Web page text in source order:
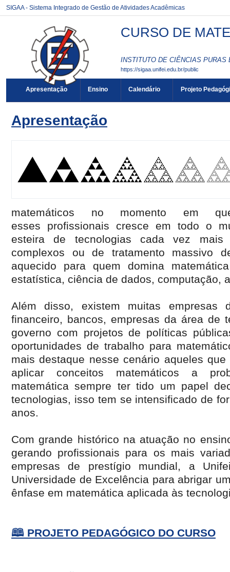
SIGAA - Sistema Integrado de Gestão de Atividades Acadêmicas
CURSO DE
INSTITUTO DE CIÊNCIAS PURAS
https://sigaa.unifei.edu.br/public
Apresentação Ensino Calendário Projeto
Apresentação
matemáticos no momento em
esses profissionais cresce em todo o
esteira de tecnologias cada vez mais
complexos ou de tratamento massivo
aquecido para quem domina
estatística, ciência de dados, computação,
Além disso, existem muitas empresas
financeiro, bancos, empresas da área de
governo com projetos de políticas
oportunidades de trabalho para
mais destaque nesse cenário aqueles
aplicar conceitos matemáticos a
matemática sempre ter tido um papel
tecnologias, isso tem se intensificado de
anos.
Com grande histórico na atuação no
gerando profissionais para os mais
empresas de prestígio mundial, a
Universidade de Excelência para abrigar
ênfase em matemática aplicada às
🕮 PROJETO PEDAGÓGICO DO CURSO